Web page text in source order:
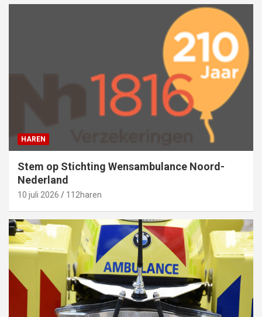
HAREN
Stem op Stichting Wensambulance Noord-
Nederland
10 juli 2026 112haren